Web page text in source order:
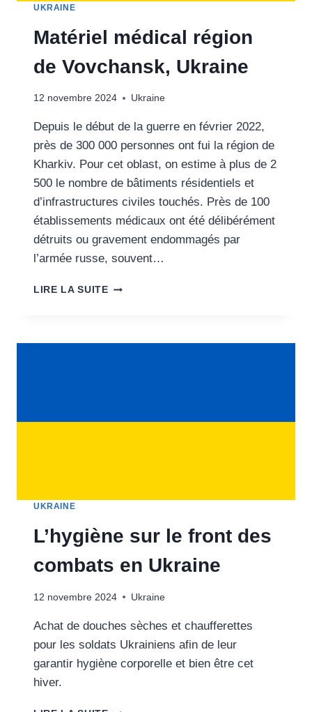
UKRAINE
Matériel médical région
de Vovchansk, Ukraine
12 novembre 2024 Ukraine
Depuis le début de la guerre en février 2022,
près de 300 000 personnes ont fui la région de
Kharkiv. Pour cet oblast, on estime à plus de 2
500 le nombre de bâtiments résidentiels et
d’infrastructures civiles touchés. Près de 100
établissements médicaux ont été délibérément
détruits ou gravement endommagés par
l’armée russe, souvent…
LIRE LA SUITEMATÉRIEL
VOVCHANSK,
UKRAINE
L’hygiène sur le front des
combats en Ukraine
12 novembre 2024 Ukraine
Achat de douches sèches et chaufferettes
pour les soldats Ukrainiens afin de leur
garantir hygiène corporelle et bien être cet
hiver.